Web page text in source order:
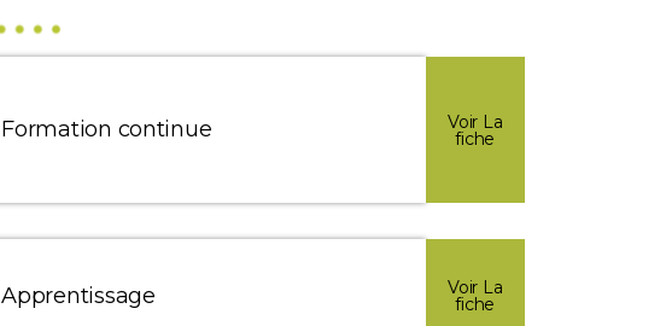
Formation continue Voir La
fiche
Apprentissage Voir La
fiche